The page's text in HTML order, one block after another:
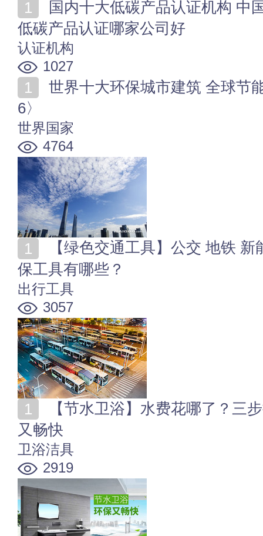
低碳产品认证哪家公司好
认证机构
1027
6〉
世界国家
4764
保工具有哪些？
出行工具
3057
又畅快
卫浴洁具
2919